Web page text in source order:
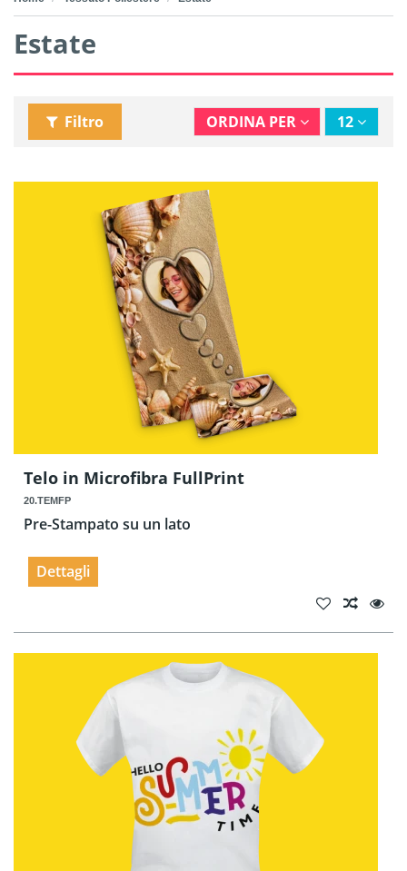
Estate
Filtro ORDINA PER 12
Telo in Microfibra FullPrint
20.TEMFP
Pre-Stampato su un lato
Dettagli